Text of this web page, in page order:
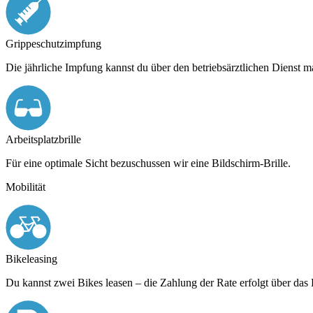
Grippeschutzimpfung
Die jährliche Impfung kannst du über den betriebsärztlichen Dienst
Arbeitsplatzbrille
Für eine optimale Sicht bezuschussen wir eine Bildschirm-Brille.
Mobilität
Bikeleasing
Du kannst zwei Bikes leasen – die Zahlung der Rate erfolgt über das